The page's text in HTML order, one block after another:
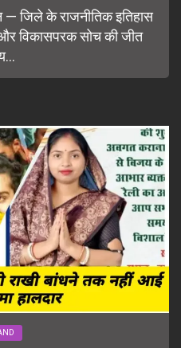
— जिले के राजनीतिक इतिहास
विकासपरक सोच की जीत